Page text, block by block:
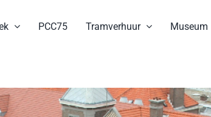
PCC75 Tramverhuur Museum